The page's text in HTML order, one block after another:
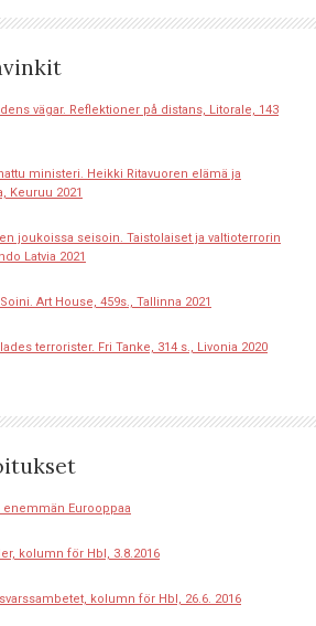
vägar. Reflektioner på distans, Litorale, 143
ministeri. Heikki Ritavuoren elämä ja
Keuruu 2021
joukoissa seisoin. Taistolaiset ja valtioterrorin
Latvia 2021
Art House, 459s., Tallinna 2021
terrorister. Fri Tanke, 314 s., Livonia 2020
enemmän Eurooppaa
kolumn för Hbl, 3.8.2016
kolumn för Hbl, 26.6. 2016